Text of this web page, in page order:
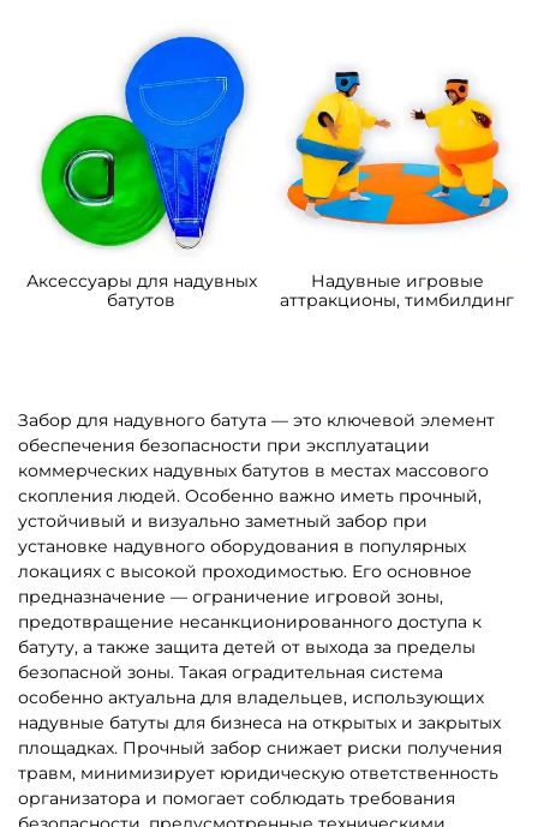
В НАЛИЧИИ
«Подводный мир 2»
4*3,5*2,5 м
От 109 200 ₽
В НАЛИЧИИ
моря 4», 10*5*5 м
От 306 900 ₽
В НАЛИЧИИ
5 В НАЛИЧИИ
5